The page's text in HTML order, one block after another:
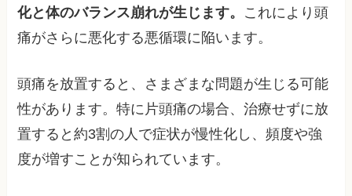
化と体のバランス崩れが生じます。 これにより頭
痛がさらに悪化する悪循環に陥います。
頭痛を放置すると、さまざまな問題が生じる可能
性があります。特に片頭痛の場合、治療せずに放
置すると約3割の人で症状が慢性化し、頻度や強
度が増すことが知られています。